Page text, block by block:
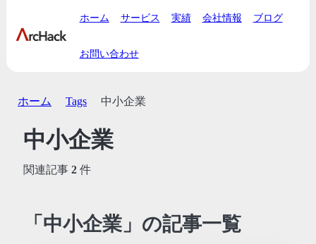
ホーム サービス 実績 会社情報 ブログ
お問い合わせ
ホーム Tags 中小企業
中小企業
関連記事 2件
「中小企業」の記事一覧